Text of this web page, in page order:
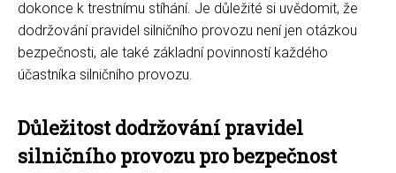
dokonce k trestnímu stíhání. Je důležité si uvědomit, že
dodržování pravidel silničního provozu není jen otázkou
bezpečnosti, ale také základní povinností každého
účastníka silničního provozu.
Důležitost dodržování pravidel
silničního provozu pro bezpečnost